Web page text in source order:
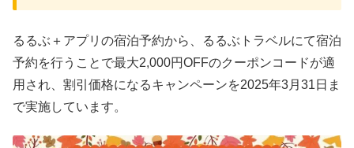
るるぶ＋アプリの宿泊予約から、るるぶトラベルにて宿泊
予約を行うことで最大2,000円OFFのクーポンコードが適
用され、割引価格になるキャンペーンを2025年3月31日ま
で実施しています。